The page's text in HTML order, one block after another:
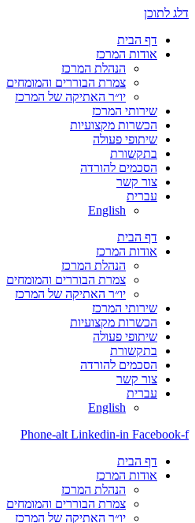
דלג לתוכן
דף הבית
אודות המרכז
הנהלת המרכז
צמרת הבוררים והמומחים
יו״ר האתיקה של המרכז
שירותי המרכז
הכשרות מקצועיות
שיתופי פעולה
בתקשורת
הסכמים להורדה
צור קשר
עברית
English
דף הבית
אודות המרכז
הנהלת המרכז
צמרת הבוררים והמומחים
יו״ר האתיקה של המרכז
שירותי המרכז
הכשרות מקצועיות
שיתופי פעולה
בתקשורת
הסכמים להורדה
צור קשר
עברית
English
Phone-alt Linkedin-in Facebook-f
דף הבית
אודות המרכז
הנהלת המרכז
צמרת הבוררים והמומחים
יו״ר האתיקה של המרכז